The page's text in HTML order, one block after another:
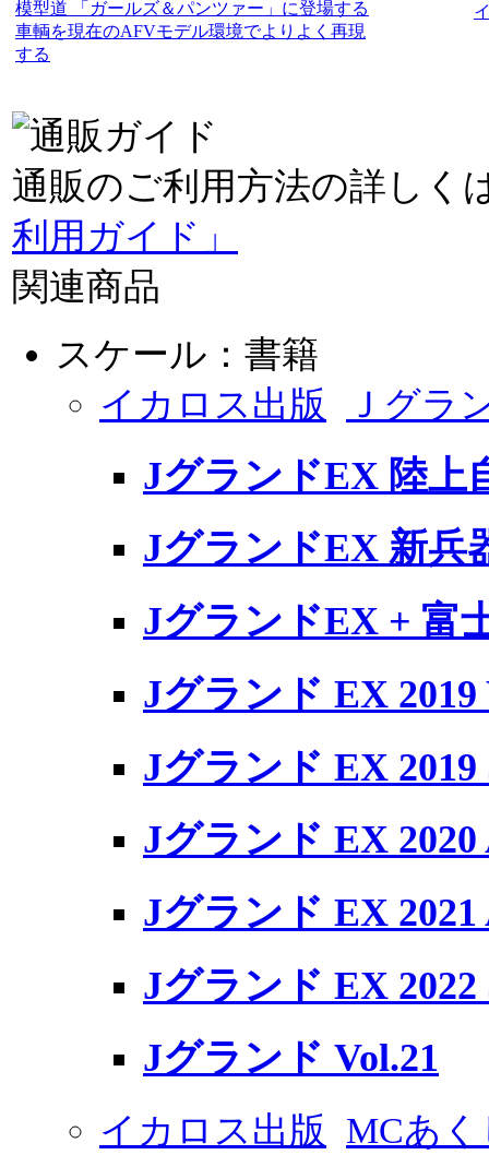
模型道 「ガールズ＆パンツァー」に登場する
車輌を現在のAFVモデル環境でよりよく再現
する
通販のご利用方法の詳しく
利用ガイド」
関連商品
スケール：書籍
イカロス出版
Ｊグラ
JグランドEX 陸上
JグランドEX 新兵
JグランドEX + 富
Jグランド EX
Jグランド EX 2019
Jグランド EX
Jグランド EX
Jグランド EX
Jグランド Vol.21
イカロス出版 MCあ